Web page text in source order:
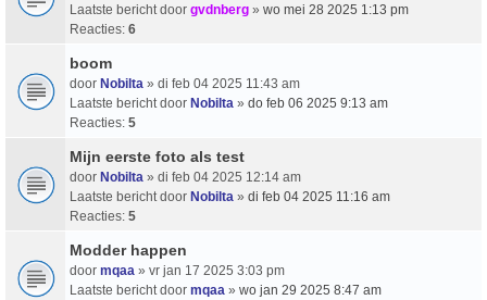
Laatste bericht door gvdnberg » wo mei 28 2025 1:13 pm
Reacties: 6
boom
door Nobilta » di feb 04 2025 11:43 am
Laatste bericht door Nobilta » do feb 06 2025 9:13 am
Reacties: 5
Mijn eerste foto als test
door Nobilta » di feb 04 2025 12:14 am
Laatste bericht door Nobilta » di feb 04 2025 11:16 am
Reacties: 5
Modder happen
door mqaa » vr jan 17 2025 3:03 pm
Laatste bericht door mqaa » wo jan 29 2025 8:47 am